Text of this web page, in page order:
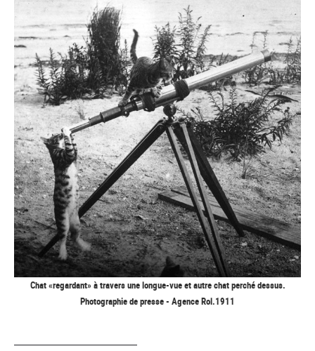
Chat «regardant» à travers une longue-vue et autre chat perché dessus.
Photographie de presse - Agence Rol.1911